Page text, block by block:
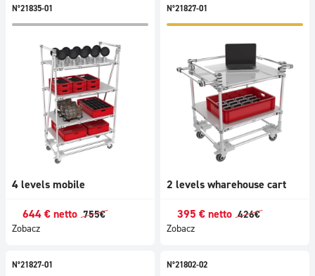
N°21835-01
4 levels mobile
644 € netto 755€
Zobacz
N°21827-01
2 levels wharehouse cart
395 € netto 426€
Zobacz
N°21827-01 N°21802-02